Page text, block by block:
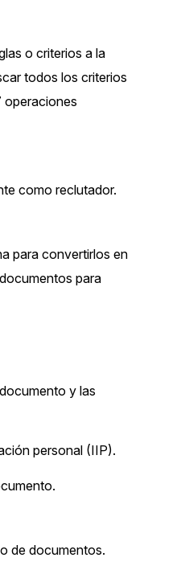
Obtenga respuestas a sus
Recomendaciones
Más información sobre
Únase a nuestro equipo y
Contáctanos
o criterios a la
todos los criterios
operaciones
como reclutador.
para convertirlos en
para
y las
personal (IIP).
de documentos.